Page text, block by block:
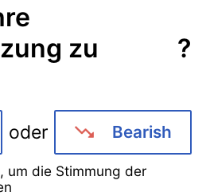
zu
?
oder Bearish
um die Stimmung der